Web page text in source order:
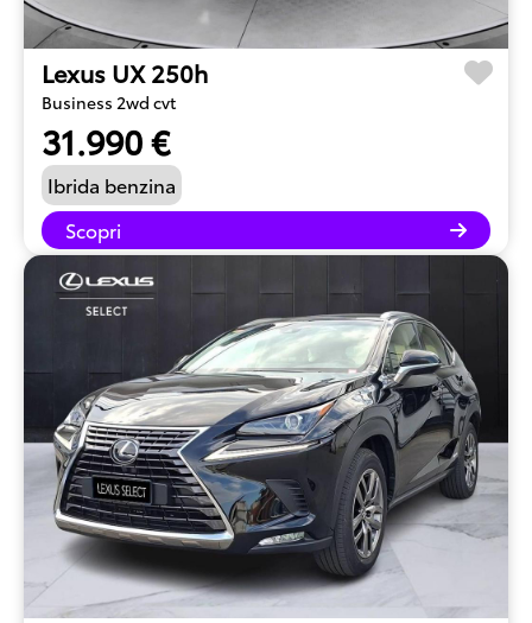
Lexus UX 250h
Business 2wd cvt
31.990 €
Ibrida benzina
Scopri